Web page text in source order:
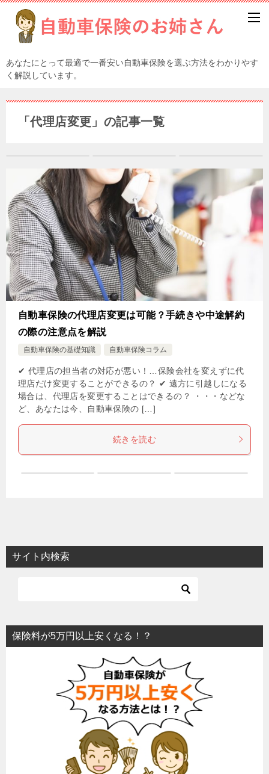
あなたにとって最適で一番安い自動車保険を選ぶ方法をわかりやす
く解説しています。
「代理店変更」の記事一覧
自動車保険の代理店変更は可能？手続きや中途解約
の際の注意点を解説
自動車保険の基礎知識 自動車保険コラム
✔ 代理店の担当者の対応が悪い！…保険会社を変えずに代
理店だけ変更することができるの？ ✔ 遠方に引越しになる
場合は、代理店を変更することはできるの？ ・・・などな
ど、あなたは今、自動車保険の […]
続きを読む
サイト内検索
保険料が5万円以上安くなる！？